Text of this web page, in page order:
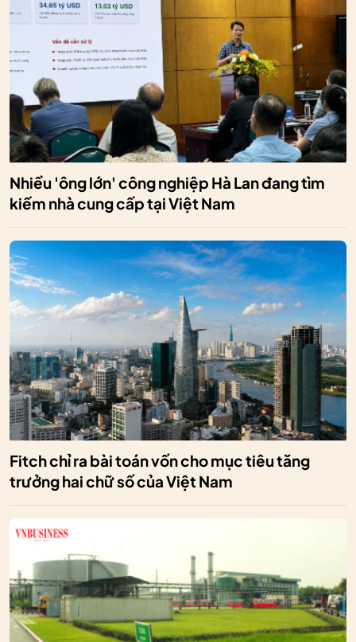
Nhiều 'ông lớn' công nghiệp Hà Lan đang tìm
kiếm nhà cung cấp tại Việt Nam
Fitch chỉ ra bài toán vốn cho mục tiêu tăng
trưởng hai chữ số của Việt Nam